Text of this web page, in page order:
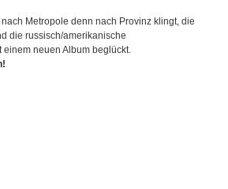
Metropole denn nach Provinz klingt, die
die russisch/amerikanische
neuen Album beglückt.